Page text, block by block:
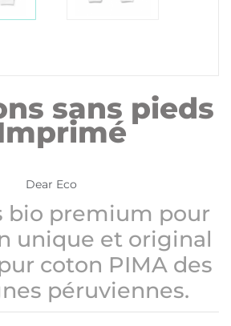
sans pieds
Dear Eco
bio premium pour
unique et original
coton PIMA des
péruviennes.